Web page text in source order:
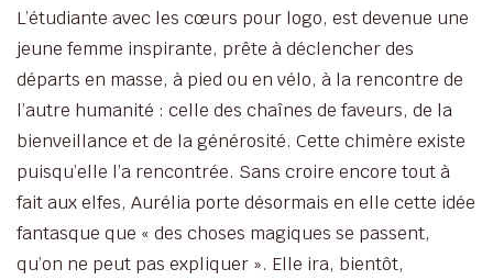
L’étudiante avec les cœurs pour logo, est devenue une
jeune femme inspirante, prête à déclencher des
départs en masse, à pied ou en vélo, à la rencontre de
l’autre humanité : celle des chaînes de faveurs, de la
bienveillance et de la générosité. Cette chimère existe
puisqu’elle l’a rencontrée. Sans croire encore tout à
fait aux elfes, Aurélia porte désormais en elle cette idée
fantasque que « des choses magiques se passent,
qu’on ne peut pas expliquer ». Elle ira, bientôt,